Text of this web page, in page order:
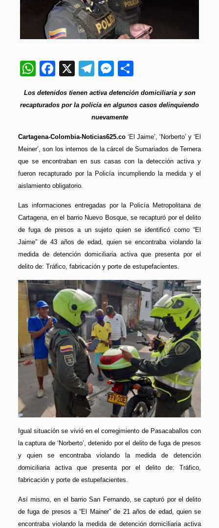
WhatsApp
Facebook
X Telegram
Messenger
Los detenidos tienen activa detención domiciliaria y son
recapturados por la policía en algunos casos delinquiendo
nuevamente
Cartagena-Colombia-Noticias625.co ‘El Jaime’, ‘Norberto’ y ‘El
Meiner’, son los internos de la cárcel de Sumariados de Ternera
que se encontraban en sus casas con la detección activa y
fueron recapturado por la Policía incumpliendo la medida y el
aislamiento obligatorio.
Las informaciones entregadas por la Policía Metropolitana de
Cartagena, en el barrio Nuevo Bosque, se recapturó por el delito
de fuga de presos a un sujeto quien se identificó como “El
Jaime” de 43 años de edad, quien se encontraba violando la
medida de detención domiciliaria activa que presenta por el
delito de: Tráfico, fabricación y porte de estupefacientes.
Igual situación se vivió en el corregimiento de Pasacaballos con
la captura de ‘Norberto’, detenido por el delito de fuga de presos
y quien se encontraba violando la medida de detención
domiciliaria activa que presenta por el delito de: Tráfico,
fabricación y porte de estupefacientes.
Así mismo, en el barrio San Fernando, se capturó por el delito
de fuga de presos a “El Mainer” de 21 años de edad, quien se
encontraba violando la medida de detención domiciliaria activa